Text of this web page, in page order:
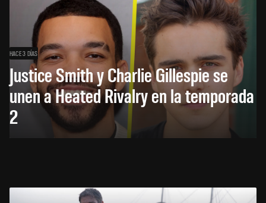
HACE 3 DÍAS
Justice Smith y Charlie Gillespie se
unen a Heated Rivalry en la temporada
2